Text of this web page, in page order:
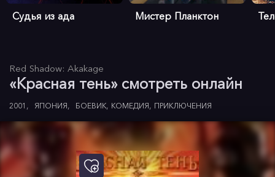
Судья из ада Мистер Планктон
Red Shadow: Akakage
«Красная тень» смотреть онлайн
2001 ЯПОНИЯ БОЕВИК КОМЕДИЯ ПРИКЛЮЧЕНИЯ